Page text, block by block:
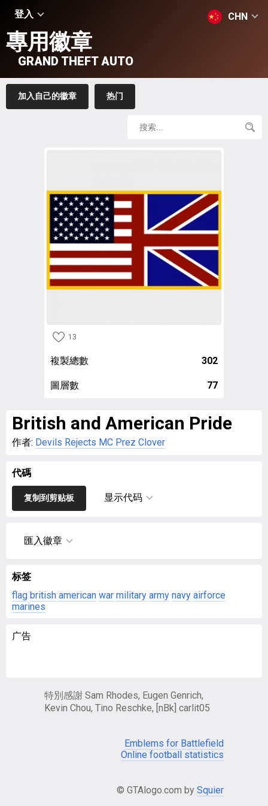
登入 CHN
專用徽章
GRAND THEFT AUTO
加入自己的徽章 热门
13
複製總數 302
圖層數 77
British and American Pride
作者: Devils Rejects MC Prez Clover
代碼
复制到剪贴板 显示代码
匯入徽章
标签
flag british american war military army navy airforce
marines
广告
特別感謝 Sam Rhodes, Eugen Genrich,
Kevin Chou, Tino Reschke, [nBk] carlit05
Emblems for Battlefield
Online football statistics
© GTAlogo.com by Squier